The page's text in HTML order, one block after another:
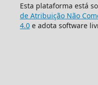
Esta plataforma está
de Atribuição Não
4.0 e adota software